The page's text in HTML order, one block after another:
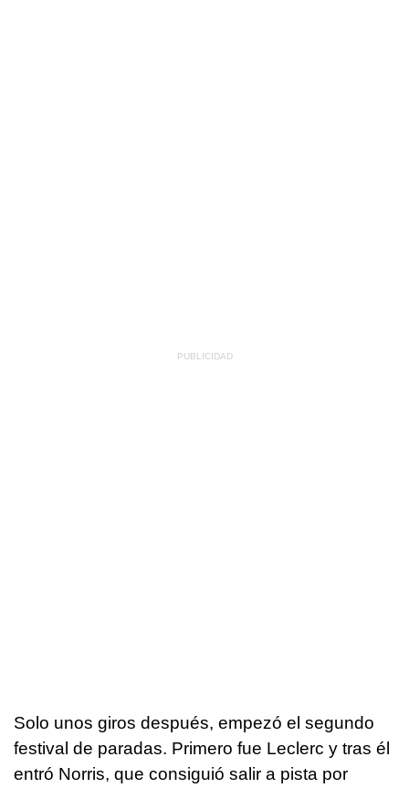
Solo unos giros después, empezó el segundo
festival de paradas. Primero fue Leclerc y tras él
entró Norris, que consiguió salir a pista por